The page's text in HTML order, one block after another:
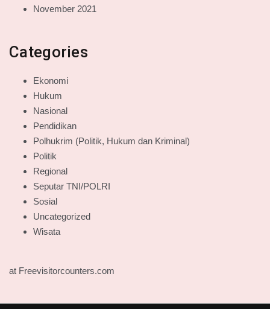
November 2021
Categories
Ekonomi
Hukum
Nasional
Pendidikan
Polhukrim (Politik, Hukum dan Kriminal)
Politik
Regional
Seputar TNI/POLRI
Sosial
Uncategorized
Wisata
at Freevisitorcounters.com